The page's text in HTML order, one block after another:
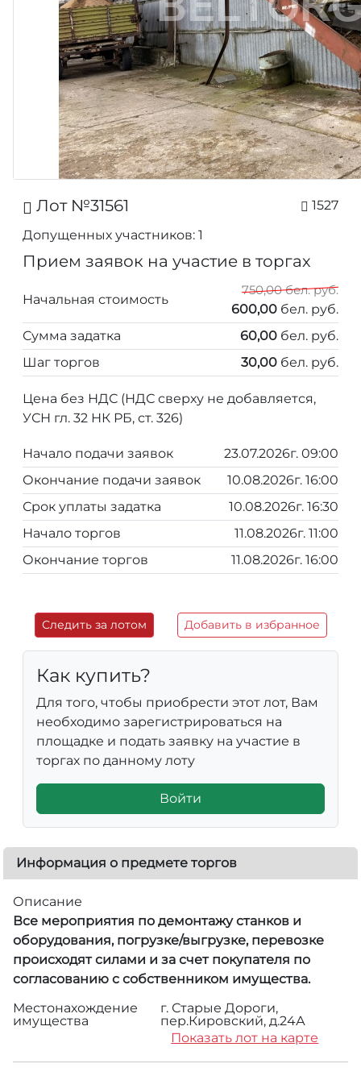
Лот №31561 1527
Допущенных участников: 1
Прием заявок на участие в торгах
Начальная стоимость
750,00 бел. руб.
600,00 бел. руб.
Сумма задатка
60,00 бел. руб.
Шаг торгов
30,00 бел. руб.
Цена без НДС (НДС сверху не добавляется,
УСН гл. 32 НК РБ, ст. 326)
Начало подачи заявок
23.07.2026г. 09:00
Окончание подачи заявок
10.08.2026г. 16:00
Срок уплаты задатка
10.08.2026г. 16:30
Начало торгов
11.08.2026г. 11:00
Окончание торгов
11.08.2026г. 16:00
Следить за лотом Добавить в избранное
Как купить?
Для того, чтобы приобрести этот лот, Вам
необходимо зарегистрироваться на
площадке и подать заявку на участие в
торгах по данному лоту
Войти
Информация о предмете торгов
Описание
Все мероприятия по демонтажу станков и
оборудования, погрузке/выгрузке, перевозке
происходят силами и за счет покупателя по
согласованию с собственником имущества.
Местонахождение
имущества
г. Старые Дороги,
пер.Кировский, д.24А
Показать лот на карте